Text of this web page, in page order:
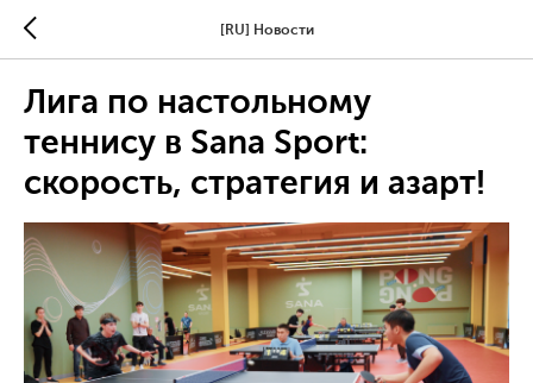
[RU] Новости
Лига по настольному
теннису в Sana Sport:
скорость, стратегия и азарт!